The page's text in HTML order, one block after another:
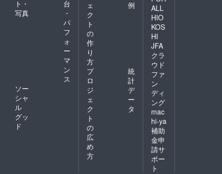
ト・
写真
台
・
パ
フ
ォ
ー
マ
ン
ス
ソー
シャ
ル
グッ
ド
ェ
ク
ト
の
作
り
方
例
プ
ロ
ジ
ェ
ク
ト
の
広
め
方
統
計
デ
ー
タ
ALL
HIO
KOS
HI
JFA
クラ
ウド
ファ
ン
ディ
ング
mac
hi-ya
補助
金申
請サ
ポー
ト